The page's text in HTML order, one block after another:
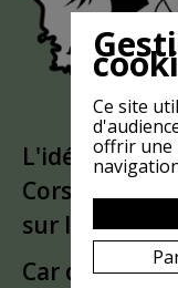
L'idée est
Corse. Puis
sur les yeux
Car quoi de
Ce site
offrir une